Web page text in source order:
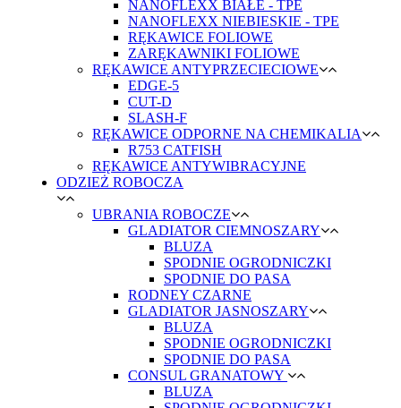
NANOFLEXX BIAŁE - TPE
NANOFLEXX NIEBIESKIE - TPE
RĘKAWICE FOLIOWE
ZARĘKAWNIKI FOLIOWE
RĘKAWICE ANTYPRZECIECIOWE
EDGE-5
CUT-D
SLASH-F
RĘKAWICE ODPORNE NA CHEMIKALIA
R753 CATFISH
RĘKAWICE ANTYWIBRACYJNE
ODZIEŻ ROBOCZA
UBRANIA ROBOCZE
GLADIATOR CIEMNOSZARY
BLUZA
SPODNIE OGRODNICZKI
SPODNIE DO PASA
RODNEY CZARNE
GLADIATOR JASNOSZARY
BLUZA
SPODNIE OGRODNICZKI
SPODNIE DO PASA
CONSUL GRANATOWY
BLUZA